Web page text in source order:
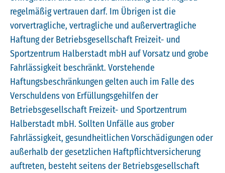
regelmäßig vertrauen darf. Im Übrigen ist die
vorvertragliche, vertragliche und außervertragliche
Haftung der Betriebsgesellschaft Freizeit- und
Sportzentrum Halberstadt mbH auf Vorsatz und grobe
Fahrlässigkeit beschränkt. Vorstehende
Haftungsbeschränkungen gelten auch im Falle des
Verschuldens von Erfüllungsgehilfen der
Betriebsgesellschaft Freizeit- und Sportzentrum
Halberstadt mbH. Sollten Unfälle aus grober
Fahrlässigkeit, gesundheitlichen Vorschädigungen oder
außerhalb der gesetzlichen Haftpflichtversicherung
auftreten, besteht seitens der Betriebsgesellschaft